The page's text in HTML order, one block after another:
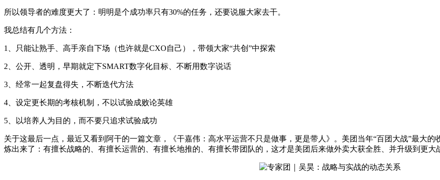
所以领导者的难度更大了：明明是个成功率只有30%的任务，还要说服大家去干。
我总结有几个方法：
1、 只能让熟手、高手亲自下场（也许就是CXO自己），带领大家“共创”中探索
2、 公开、透明，早期就定下SMART数字化目标、不断用数字说话
3、 经常一起复盘得失，不断迭代方法
4、 设定更长期的考核机制，不以试验成败论英雄
5、 以培养人为目的，而不要只追求试验成功
关于这最后一点，最近又看到阿干的一篇文章，《干嘉伟：高水平运营不只是做事，更是带人》。美团当年“百团大战”最大
炼出来了：有擅长战略的、有擅长运营的、有擅长地推的、有擅长带团队的，这才是美团后来做外卖大获全胜、并升级到更大